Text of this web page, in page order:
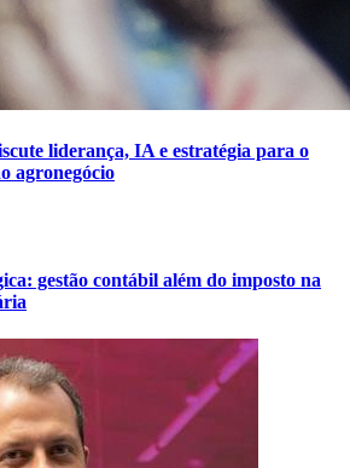
liderança, IA e estratégia para o
agronegócio
gestão contábil além do imposto na